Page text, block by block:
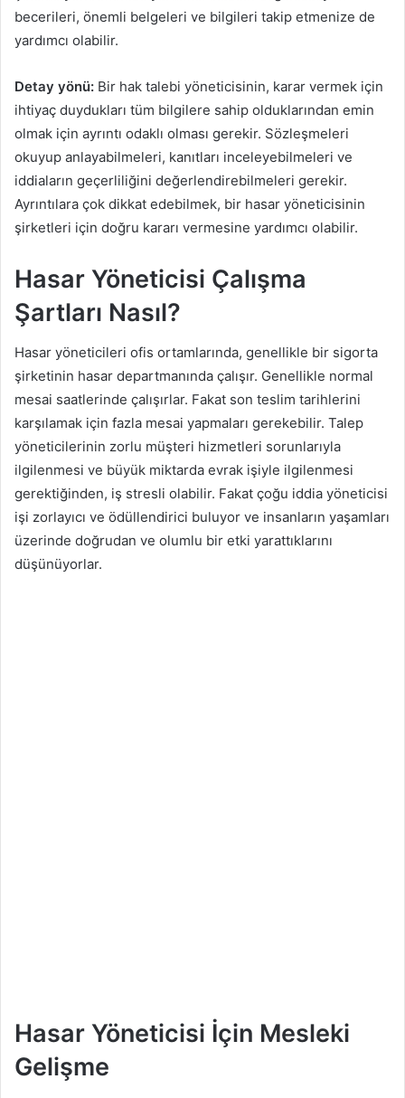
becerileri, önemli belgeleri ve bilgileri takip etmenize de
yardımcı olabilir.
Detay yönü: Bir hak talebi yöneticisinin, karar vermek için
ihtiyaç duydukları tüm bilgilere sahip olduklarından emin
olmak için ayrıntı odaklı olması gerekir. Sözleşmeleri
okuyup anlayabilmeleri, kanıtları inceleyebilmeleri ve
iddiaların geçerliliğini değerlendirebilmeleri gerekir.
Ayrıntılara çok dikkat edebilmek, bir hasar yöneticisinin
şirketleri için doğru kararı vermesine yardımcı olabilir.
Hasar Yöneticisi Çalışma
Şartları Nasıl?
Hasar yöneticileri ofis ortamlarında, genellikle bir sigorta
şirketinin hasar departmanında çalışır. Genellikle normal
mesai saatlerinde çalışırlar. Fakat son teslim tarihlerini
karşılamak için fazla mesai yapmaları gerekebilir. Talep
yöneticilerinin zorlu müşteri hizmetleri sorunlarıyla
ilgilenmesi ve büyük miktarda evrak işiyle ilgilenmesi
gerektiğinden, iş stresli olabilir. Fakat çoğu iddia yöneticisi
işi zorlayıcı ve ödüllendirici buluyor ve insanların yaşamları
üzerinde doğrudan ve olumlu bir etki yarattıklarını
düşünüyorlar.
Hasar Yöneticisi İçin Mesleki
Gelişme